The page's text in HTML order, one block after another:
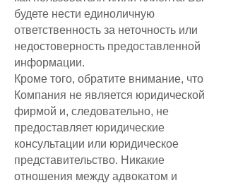
будете нести единоличную
ответственность за неточность или
недостоверность предоставленной
информации.
Кроме того, обратите внимание, что
Компания не является юридической
фирмой и, следовательно, не
предоставляет юридические
консультации или юридическое
представительство. Никакие
отношения между адвокатом и